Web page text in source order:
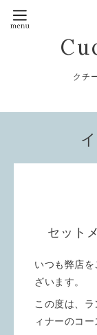
クチ
セット
いつも弊店
ざいます。
この度は、
ィナーのコ